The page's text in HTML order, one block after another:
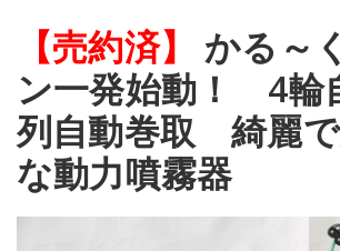
【売約済】
かる～
ン一発始動！ 4輪
列自動巻取 綺麗
な動力噴霧器